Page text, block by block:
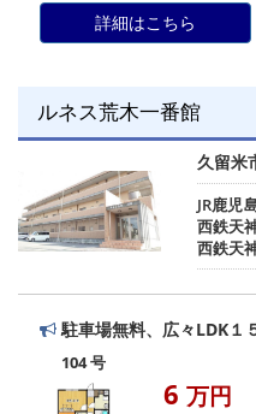
詳細はこちら
ルネス荒木一番館
久留米
JR鹿児
西鉄天
西鉄天
駐車場無料、広々LDK１
104 号
6 万円